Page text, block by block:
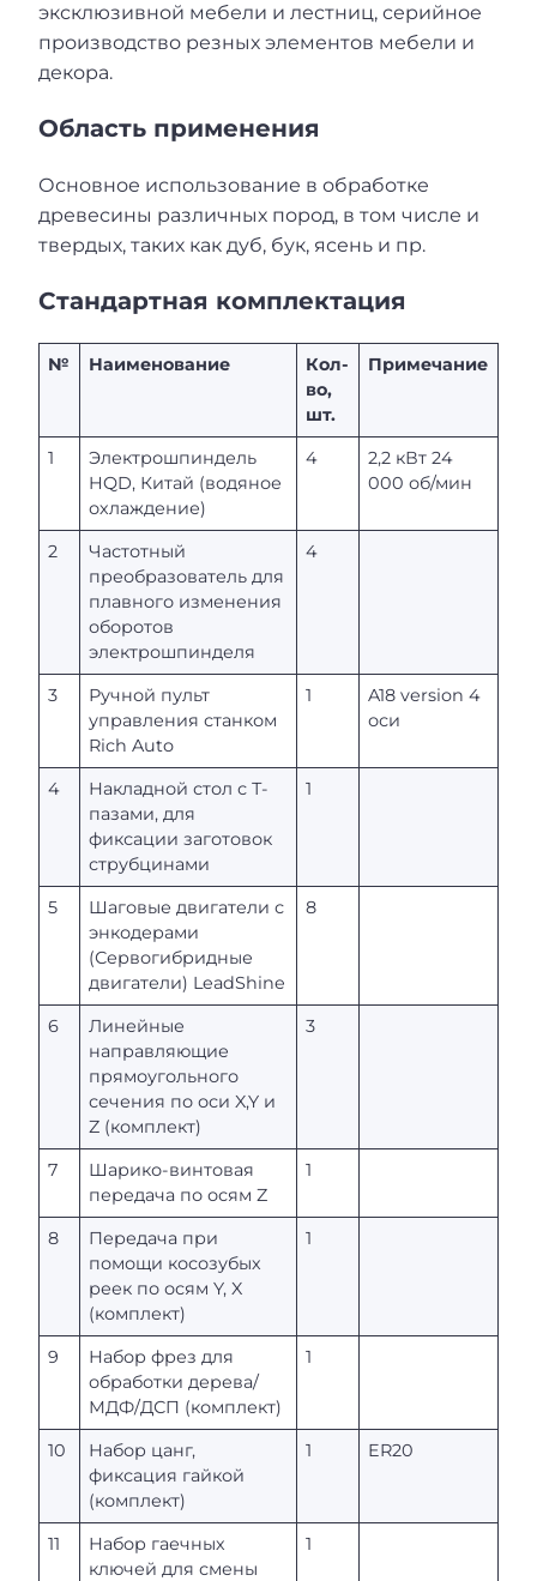
эксклюзивной мебели и лестниц, серийное
производство резных элементов мебели и
декора.
Область применения
Основное использование в обработке
древесины различных пород, в том числе и
твердых, таких как дуб, бук, ясень и пр.
Стандартная комплектация
№ Наименование
Кол-
во,
шт.
Примечание
1
Электрошпиндель
HQD, Китай (водяное
охлаждение)
4
2,2 кВт 24
000 об/мин
2
Частотный
преобразователь для
плавного изменения
оборотов
электрошпинделя
4
3
Ручной пульт
управления станком
Rich Auto
1
A18 version 4
оси
4
Накладной стол с Т-
пазами, для
фиксации заготовок
струбцинами
1
5
Шаговые двигатели с
энкодерами
(Сервогибридные
двигатели) LeadShine
8
6
Линейные
направляющие
прямоугольного
сечения по оси X,Y и
Z (комплект)
3
7
Шарико-винтовая
передача по осям Z
1
8
Передача при
помощи косозубых
реек по осям Y, X
(комплект)
1
9
Набор фрез для
обработки дерева/
МДФ/ДСП (комплект)
1
10
Набор цанг,
фиксация гайкой
(комплект)
1 ER20
11
Набор гаечных
ключей для смены
1